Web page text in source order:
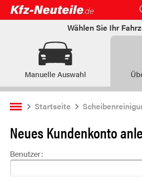
Open submenu (Ersatzteile:)
Ersatzteile:
Wählen Sie Ihr
Manuelle Auswahl
Startseite
Neues Kundenkonto
Benutzer: